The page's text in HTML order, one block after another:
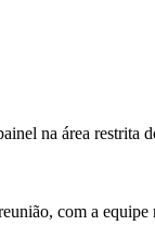
na área restrita
com a